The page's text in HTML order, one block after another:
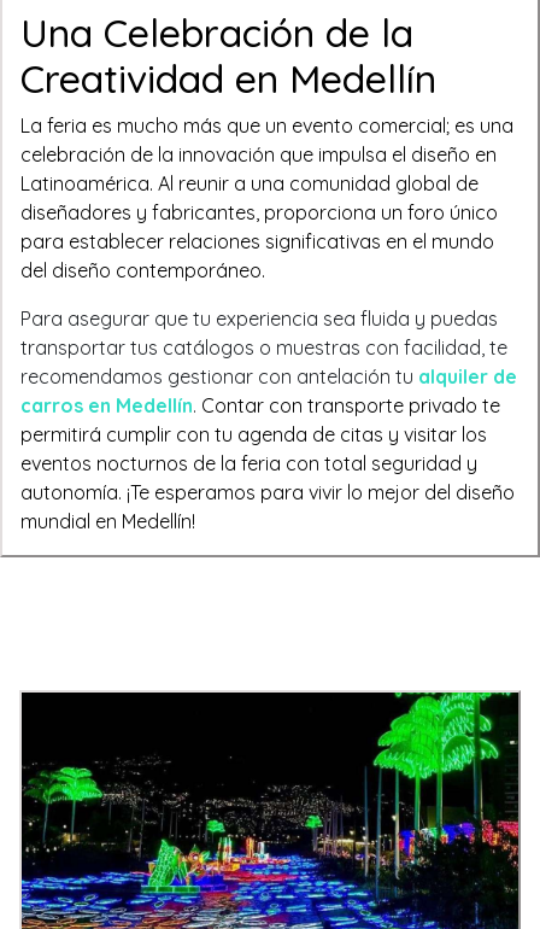
Una Celebración de la
Creatividad en Medellín
La feria es mucho más que un evento comercial; es una
celebración de la innovación que impulsa el diseño en
Latinoamérica. Al reunir a una comunidad global de
diseñadores y fabricantes, proporciona un foro único
para establecer relaciones significativas en el mundo
del diseño contemporáneo.
Para asegurar que tu experiencia sea fluida y puedas
transportar tus catálogos o muestras con facilidad, te
recomendamos gestionar con antelación tu alquiler de
carros en Medellín. Contar con transporte privado te
permitirá cumplir con tu agenda de citas y visitar los
eventos nocturnos de la feria con total seguridad y
autonomía. ¡Te esperamos para vivir lo mejor del diseño
mundial en Medellín!